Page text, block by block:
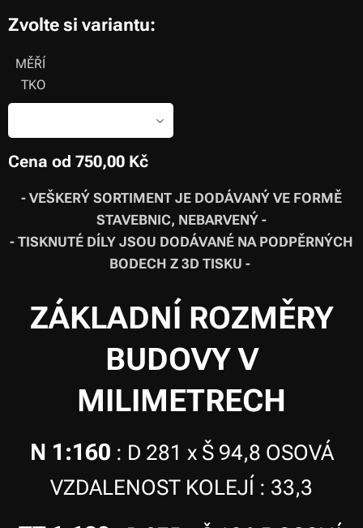
Zvolte si variantu:
MĚŘÍ
TKO
Cena od 750,00 Kč
- VEŠKERÝ SORTIMENT JE DODÁVANÝ VE FORMĚ
STAVEBNIC, NEBARVENÝ -
- TISKNUTÉ DÍLY JSOU DODÁVANÉ NA PODPĚRNÝCH
BODECH Z 3D TISKU -
ZÁKLADNÍ ROZMĚRY
BUDOVY V
MILIMETRECH
N 1:160 : D 281 x Š 94,8 OSOVÁ
VZDALENOST KOLEJÍ : 33,3